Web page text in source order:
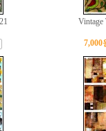
Vintage
7,000